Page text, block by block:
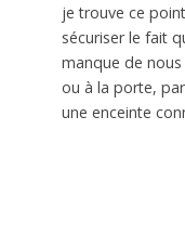
je trouve ce
sécuriser le fait
manque de
ou à la porte,
une enceinte